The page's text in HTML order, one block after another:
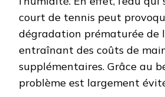
court de tennis peut
dégradation prématurée de
entraînant des coûts de
supplémentaires. Grâce au
problème est largement